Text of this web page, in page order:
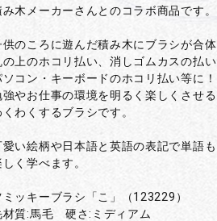
み木メーカーさんとのコラボ商品です。
供のころに遊んだ積み木にブラシが合体
の上のホコリ払い、消しゴムカスの払い
ソコン・キーボードのホコリ払い等に！
強やお仕事の環境を明るく楽しくさせる
くわくするブラシです。
愛い絵柄や日本語と英語の表記で単語も
しく学べます。
ミッキーブラシ「こ」（123229）
材質:馬毛 硬さ:ミディアム